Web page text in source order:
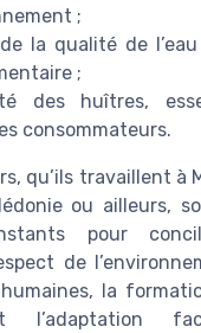
;
la qualité de
;
des huîtres,
consommateurs.
qu’ils travaillent à
ou ailleurs,
pour
de
la
l’adaptation